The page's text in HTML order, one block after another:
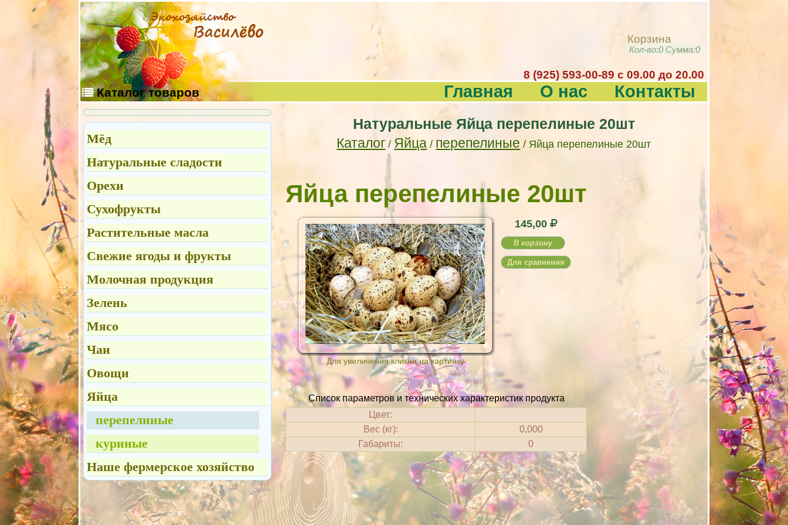
8 (925) 593-00-89 c 09.00 до 20.00
Каталог товаров Главная О нас Контакты
Корзина
Кол-во:0Сумма:0
Натуральные Яйца перепелиные 20шт
Каталог / Яйца / перепелиные / Яйца перепелиные 20шт
Яйца перепелиные 20шт
Для увеличения кликни на картинку
145,00
В корзину
Для сравнения
Список параметров и технических характеристик продукта
Цвет:
Вес (кг):
0,000
Габариты:
0
Мёд
Натуральные сладости
Орехи
Сухофрукты
Растительные масла
Свежие ягоды и фрукты
Молочная продукция
Зелень
Мясо
Чаи
Овощи
Яйца
перепелиные
куриные
Наше фермерское хозяйство